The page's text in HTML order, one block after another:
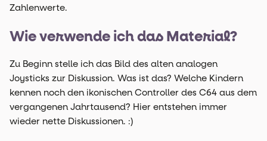
Zahlenwerte.
Wie verwende ich das Material?
Zu Beginn stelle ich das Bild des alten analogen
Joysticks zur Diskussion. Was ist das? Welche Kindern
kennen noch den ikonischen Controller des C64 aus dem
vergangenen Jahrtausend? Hier entstehen immer
wieder nette Diskussionen. :)